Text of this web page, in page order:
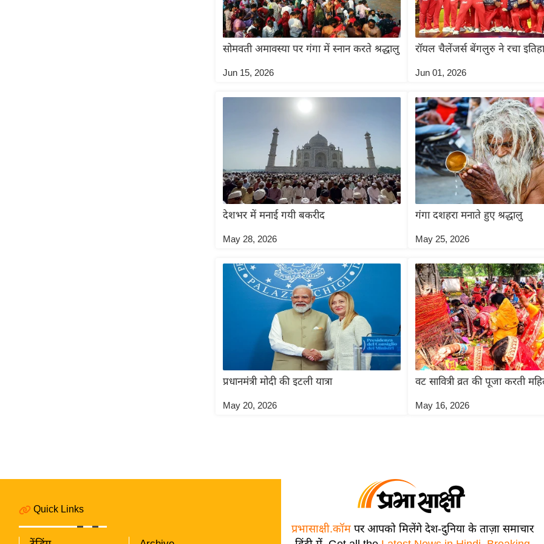
सोमवती अमावस्या पर गंगा में स्नान करते श्रद्धालु
Jun 15, 2026
रॉयल चैलेंजर्स बेंगलुरु ने रचा
Jun 01, 2026
देशभर में मनाई गयी बकरीद
May 28, 2026
गंगा दशहरा मनाते हुए श्रद्धालु
May 25, 2026
प्रधानमंत्री मोदी की इटली यात्रा
May 20, 2026
वट सावित्री व्रत की पूजा करती
May 16, 2026
Quick Links
प्रभासाक्षी.कॉमपर आपको मिलेंगे देश-दुनिया के ताज़ा समाचार